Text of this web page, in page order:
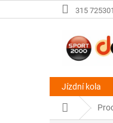
na
315 725301
Jízdní kola
Domů